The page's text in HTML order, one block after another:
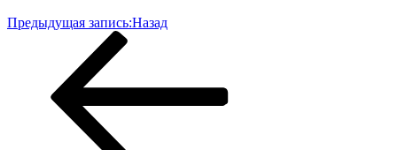
Предыдущая запись:Назад